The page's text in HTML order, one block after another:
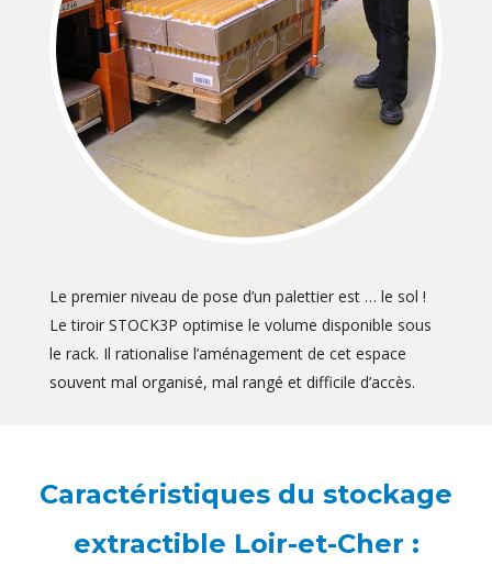
Le premier niveau de pose d’un palettier est … le sol !
Le tiroir STOCK3P optimise le volume disponible sous
le rack. Il rationalise l’aménagement de cet espace
souvent mal organisé, mal rangé et difficile d’accès.
Caractéristiques du stockage
extractible Loir-et-Cher :